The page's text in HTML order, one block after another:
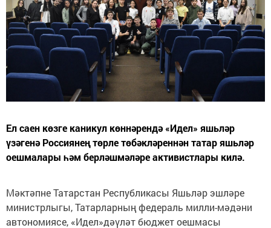
Ел саен көзге каникул көннәрендә «Идел» яшьләр
үзәгенә Россиянең төрле төбәкләреннән татар яшьләр
оешмалары һәм берләшмәләре активистлары килә.
Мәктәпне Татарстан Республикасы Яшьләр эшләре
министрлыгы, Татарларның федераль милли-мәдәни
автономиясе, «Идел»дәүләт бюджет оешмасы